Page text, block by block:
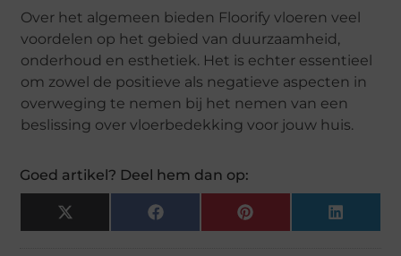
Over het algemeen bieden Floorify vloeren veel
voordelen op het gebied van duurzaamheid,
onderhoud en esthetiek. Het is echter essentieel
om zowel de positieve als negatieve aspecten in
overweging te nemen bij het nemen van een
beslissing over vloerbedekking voor jouw huis.
Goed artikel? Deel hem dan op:
X
(Twitter)
Facebook Pinterest LinkedIn